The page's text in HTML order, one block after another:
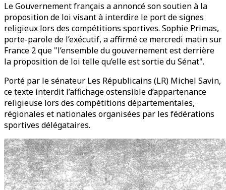
Le Gouvernement français a annoncé son soutien à la
proposition de loi visant à interdire le port de signes
religieux lors des compétitions sportives. Sophie Primas,
porte-parole de l’exécutif, a affirmé ce mercredi matin sur
France 2 que "l’ensemble du gouvernement est derrière
la proposition de loi telle qu’elle est sortie du Sénat".
Porté par le sénateur Les Républicains (LR) Michel Savin,
ce texte interdit l’affichage ostensible d’appartenance
religieuse lors des compétitions départementales,
régionales et nationales organisées par les fédérations
sportives délégataires.